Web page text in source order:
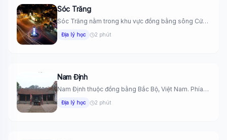
Sóc Trăng
Sóc Trăng nằm trong khu vực đồng bằng sông Cửu
Địa lý học 2 phút
Nam Định
Nam Định thuộc đồng bằng Bắc Bộ, Việt Nam. Phía
Địa lý học 2 phút
Sẵn sàng hỗ trợ
Tôi là trợ lý AI của TuDienWiki. Hãy hỏi tôi bất kỳ